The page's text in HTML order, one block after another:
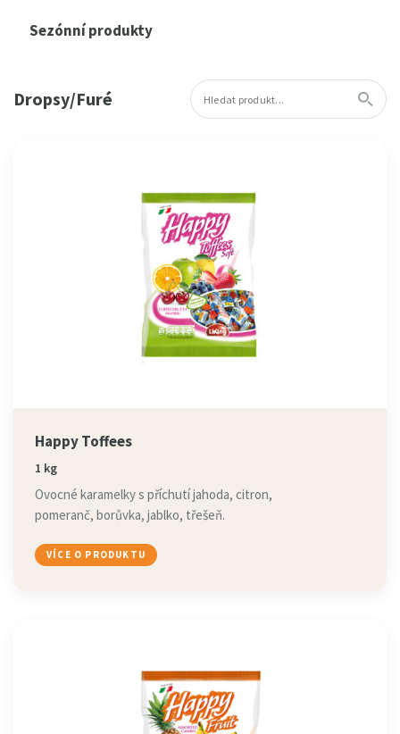
Sezónní produkty
Dropsy/Furé
Happy Toffees
1 kg
Ovocné karamelky s příchutí jahoda, citron,
pomeranč, borůvka, jablko, třešeň.
VÍCE O PRODUKTU